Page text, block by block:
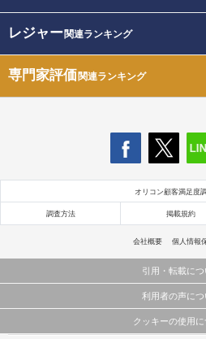
レジャー関連ランキング
専門家評価関連ランキング
オリコン顧客満足度
調査方法 掲載規約
会社概要 個人情報
引用・転載につ
当サイトで公開されている情報（文字、写真、イラ
これらの情報を権利者の許可なく無断転載・複製な
利用者の声につ
当サイトに掲載している内容はすべてサービスの利
クッキーの使用に